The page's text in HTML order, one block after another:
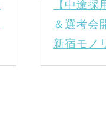
【中途
＆選考会
新宿モノ